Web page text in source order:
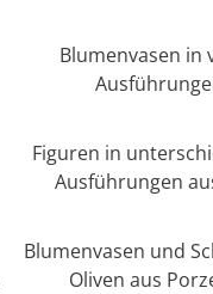
Blumenvasen in
Figuren in
Ausführungen
Blumenvasen und
Oliven aus